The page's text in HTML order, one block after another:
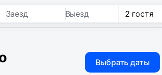
Заезд Выезд 2 гостя
Выбрать даты